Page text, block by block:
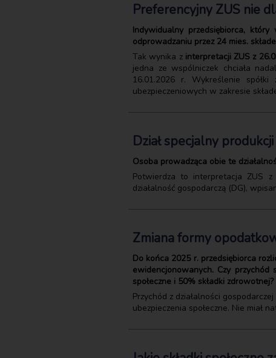
Preferencyjny ZUS nie
Indywidualny przedsiębiorca,
odprowadzaniu przez 24 mies.
Tak wynika z interpretacji ZUS z
jedna ze wspólniczek chciała
16.01.2026 r. Wykreślenie
ubezpieczeniowych w zakresie
Dział specjalny
Osoba prowadząca obie te
Potwierdza to interpretacja ZUS z
działalność gospodarczą (DG),
Zmiana formy
Do końca 2025 r. przedsiębiorca
ewidencjonowanych. Czy przychód
społeczne i 50% składki zdrowotnej?
Przychód z działalności
ubezpieczenia społeczne. Nie miał